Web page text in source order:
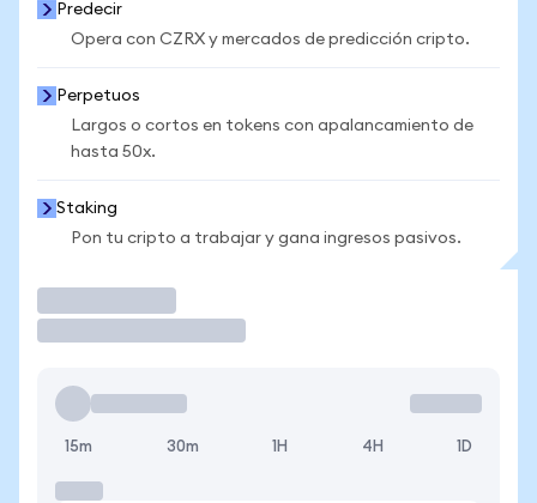
Predecir
Opera con CZRX y mercados de predicción cripto.
Perpetuos
Largos o cortos en tokens con apalancamiento de
hasta 50x.
Staking
Pon tu cripto a trabajar y gana ingresos pasivos.
15m 30m 1H 4H 1D